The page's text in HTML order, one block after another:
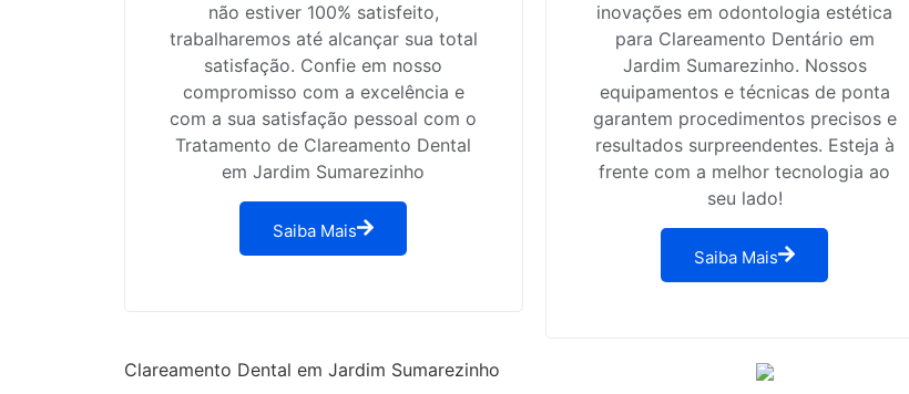
não estiver 100% satisfeito,
trabalharemos até alcançar sua total
satisfação. Confie em nosso
compromisso com a excelência e
com a sua satisfação pessoal com o
Tratamento de Clareamento Dental
em Jardim Sumarezinho
Saiba Mais
inovações em odontologia estética
para Clareamento Dentário em
Jardim Sumarezinho. Nossos
equipamentos e técnicas de ponta
garantem procedimentos precisos e
resultados surpreendentes. Esteja à
frente com a melhor tecnologia ao
seu lado!
Saiba Mais
Clareamento Dental em Jardim Sumarezinho